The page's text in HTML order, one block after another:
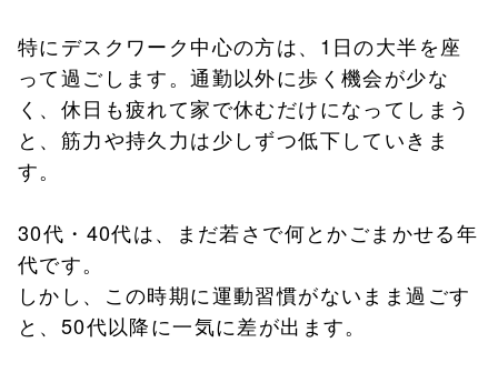
特にデスクワーク中心の方は、1日の大半を座
って過ごします。通勤以外に歩く機会が少な
く、休日も疲れて家で休むだけになってしまう
と、筋力や持久力は少しずつ低下していきま
す。
30代・40代は、まだ若さで何とかごまかせる年
代です。
しかし、この時期に運動習慣がないまま過ごす
と、50代以降に一気に差が出ます。